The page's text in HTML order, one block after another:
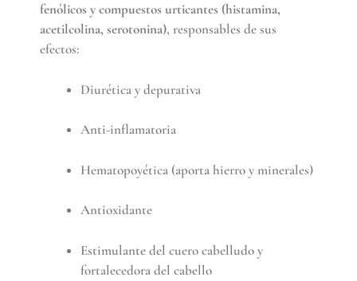
fenólicos y compuestos urticantes (histamina,
acetilcolina, serotonina), responsables de sus
efectos:
Diurética y depurativa
Anti-inflamatoria
Hematopoyética (aporta hierro y minerales)
Antioxidante
Estimulante del cuero cabelludo y
fortalecedora del cabello